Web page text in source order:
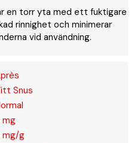
en torr yta med ett fuktigare
rinnighet och minimerar
vid användning.
Snus
mg
mg/g